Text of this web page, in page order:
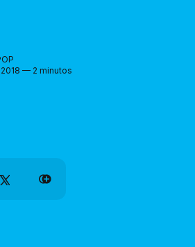
— 2 minutos